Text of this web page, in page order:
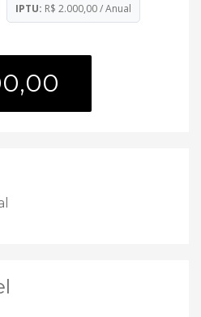
IPTU: R$ 2.000,00 / Anual